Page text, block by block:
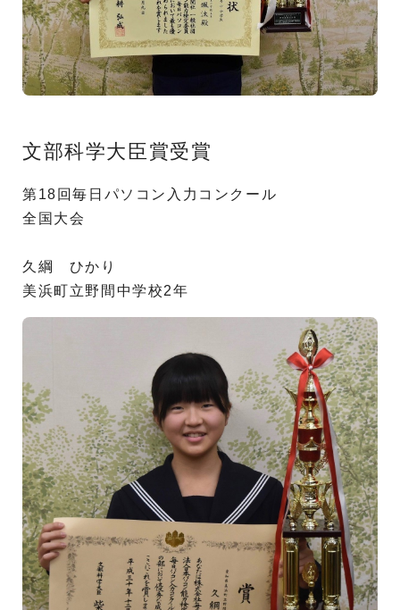
文部科学大臣賞受賞
第18回毎日パソコン入力コンクール
全国大会
久綱 ひかり
美浜町立野間中学校2年